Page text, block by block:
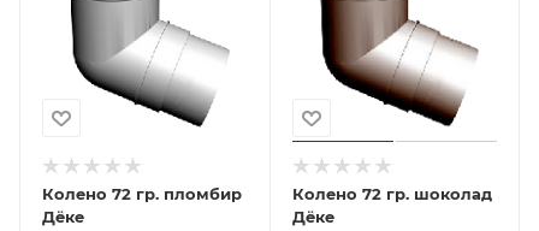
Колено 72 гр. пломбир
Дёке
Колено 72 гр. шоколад
Дёке